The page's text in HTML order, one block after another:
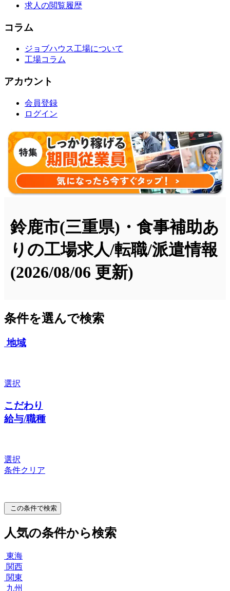
求人の閲覧履歴
コラム
ジョブハウス工場について
工場コラム
アカウント
会員登録
ログイン
鈴鹿市(三重県)・食事補助あ
りの工場求人/転職/派遣情報
(2026/08/06 更新)
条件を選んで検索
地域
選択
こだわり
給与/職種
選択
条件クリア
この条件で検索
人気の条件から検索
東海
関西
関東
九州